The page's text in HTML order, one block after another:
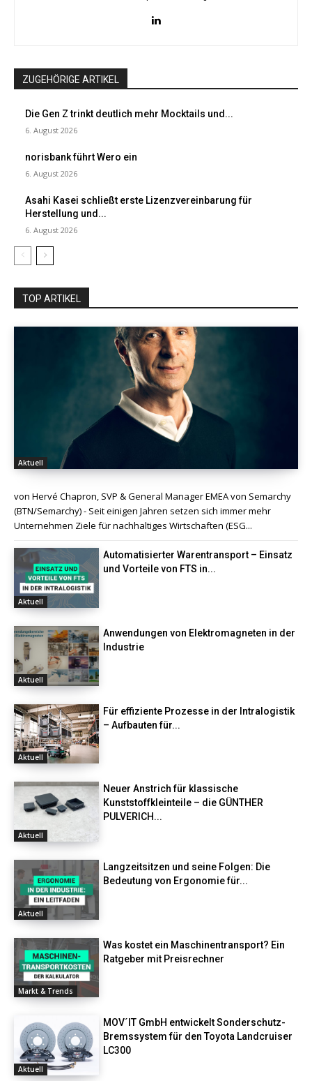
ZUGEHÖRIGE ARTIKEL
Die Gen Z trinkt deutlich mehr Mocktails und...
6. August 2026
norisbank führt Wero ein
6. August 2026
Asahi Kasei schließt erste Lizenzvereinbarung für
Herstellung und...
6. August 2026
TOP ARTIKEL
Aktuell
von Hervé Chapron, SVP & General Manager EMEA von Semarchy
(BTN/Semarchy) - Seit einigen Jahren setzen sich immer mehr
Unternehmen Ziele für nachhaltiges Wirtschaften (ESG...
Aktuell
Automatisierter Warentransport – Einsatz
und Vorteile von FTS in...
Aktuell
Anwendungen von Elektromagneten in der
Industrie
Aktuell
Für effiziente Prozesse in der Intralogistik
– Aufbauten für...
Aktuell
Neuer Anstrich für klassische
Kunststoffkleinteile – die GÜNTHER
PULVERICH...
Aktuell
Langzeitsitzen und seine Folgen: Die
Bedeutung von Ergonomie für...
Markt & Trends
Was kostet ein Maschinentransport? Ein
Ratgeber mit Preisrechner
Aktuell
MOV´IT GmbH entwickelt Sonderschutz-
Bremssystem für den Toyota Landcruiser
LC300